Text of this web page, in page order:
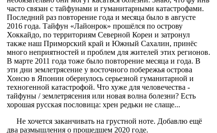
часто связан с тайфунами и гуманитарными катастрофами.
Последний раз повторение года и месяца было в августе
2016 года. Тайфун «Лайонрок» прошёлся по острову
Хоккайдо, по территориям Северной Кореи и затронул
также наш Приморский край и Южный Сахалин, принёс
много неприятностей и проблем для жителей этих регионов.
В марте 2011 года тоже было повторение месяца и года. В
эти дни землетрясение у восточного побережья острова
Хонсю в Японии обернулось серьезной гуманитарной и
техногенной катастрофой. Что хуже для человечества -
тайфуны / землетрясения или новая волна болезни? Есть
хорошая русская пословица: хрен редьки не слаще...
Не хочется заканчивать на грустной ноте. Добавлю ещё
два размышления о прошедшем 2020 годе.